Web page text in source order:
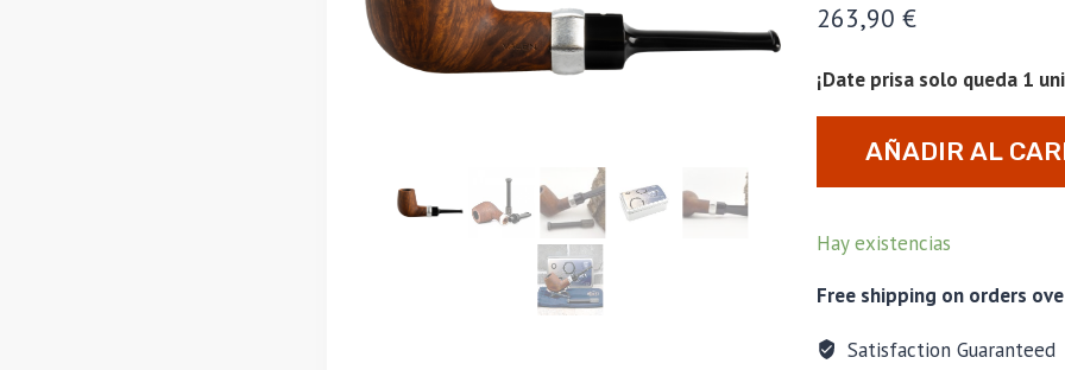
263,90 €
¡Date prisa solo queda 1
Vauen
Tuerca
cantidad
AÑADIR AL
Hay existencias
Free shipping on orders
Satisfaction Guaranteed